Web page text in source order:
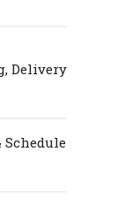
Delivery
Schedule